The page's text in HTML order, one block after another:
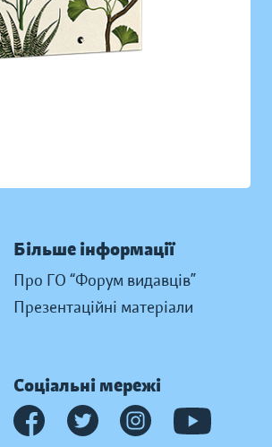
Більше інформації
Про ГО “Форум видавців”
Презентаційні матеріали
Соціальні мережі